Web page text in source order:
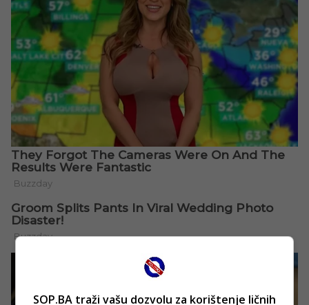
SOP.BA traži vašu dozvolu za korištenje ličnih